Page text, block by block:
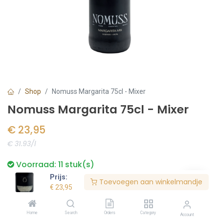
Prijs:
€ 23,95
Toevoegen aan winkelmandje
Home Search Orders Category Account
Shop Nomuss Margarita 75cl - Mixer
Nomuss Margarita 75cl - Mixer
€ 23,95
€ 31.93/l
Voorraad: 11 stuk(s)
Bestel nu